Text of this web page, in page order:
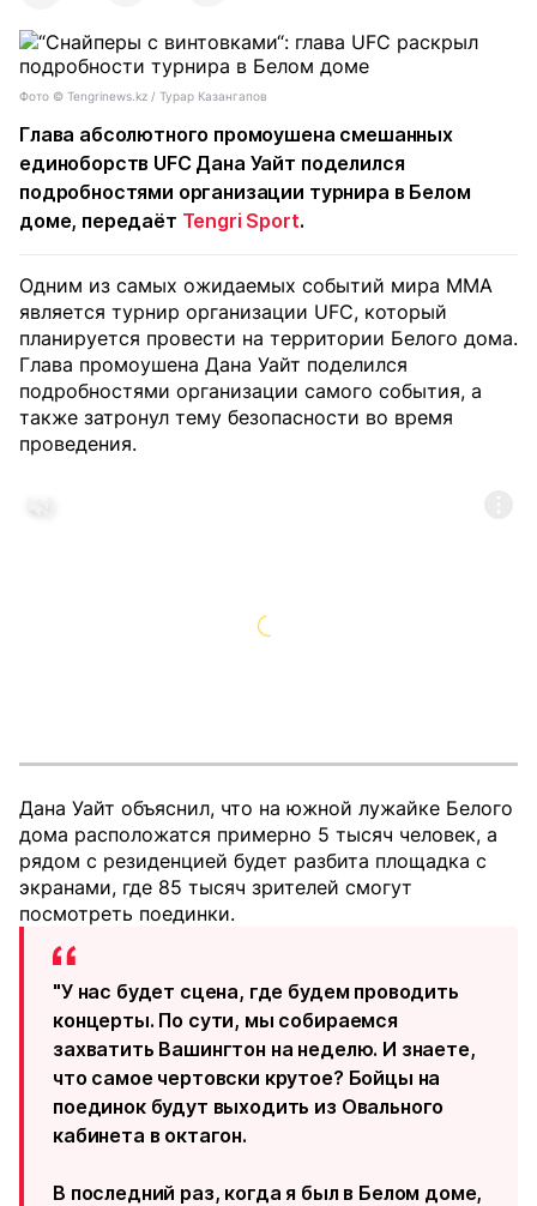
Фото ©️ Tengrinews.kz / Турар Казангапов
Глава абсолютного промоушена смешанных
единоборств UFC Дана Уайт поделился
подробностями организации турнира в Белом
доме, передаёт Tengri Sport.
Одним из самых ожидаемых событий мира ММА
является турнир организации UFC, который
планируется провести на территории Белого дома.
Глава промоушена Дана Уайт поделился
подробностями организации самого события, а
также затронул тему безопасности во время
проведения.
Дана Уайт объяснил, что на южной лужайке Белого
дома расположатся примерно 5 тысяч человек, а
рядом с резиденцией будет разбита площадка с
экранами, где 85 тысяч зрителей смогут
посмотреть поединки.
"У нас будет сцена, где будем проводить
концерты. По сути, мы собираемся
захватить Вашингтон на неделю. И знаете,
что самое чертовски крутое? Бойцы на
поединок будут выходить из Овального
кабинета в октагон.
В последний раз, когда я был в Белом доме,